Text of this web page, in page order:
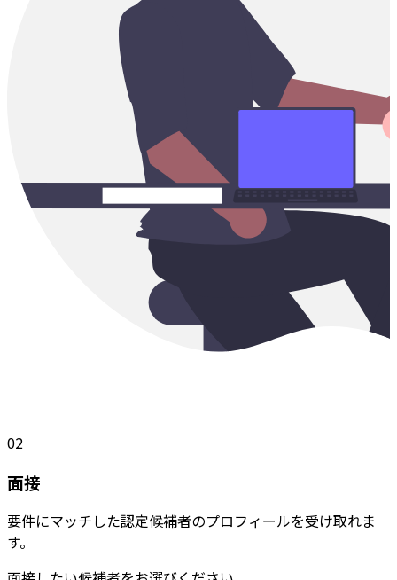
02
面接
要件にマッチした認定候補者のプロフィールを受け取れま
す。